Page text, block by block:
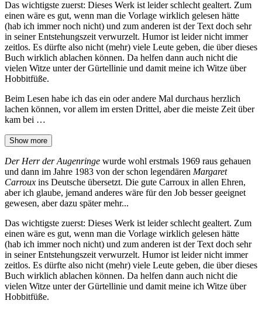
Das wichtigste zuerst: Dieses Werk ist leider schlecht gealtert. Zum
einen wäre es gut, wenn man die Vorlage wirklich gelesen hätte
(hab ich immer noch nicht) und zum anderen ist der Text doch sehr
in seiner Entstehungszeit verwurzelt. Humor ist leider nicht immer
zeitlos. Es dürfte also nicht (mehr) viele Leute geben, die über dieses
Buch wirklich ablachen können. Da helfen dann auch nicht die
vielen Witze unter der Gürtellinie und damit meine ich Witze über
Hobbitfüße.
Beim Lesen habe ich das ein oder andere Mal durchaus herzlich
lachen können, vor allem im ersten Drittel, aber die meiste Zeit über
kam bei …
Show more
Der Herr der Augenringe wurde wohl erstmals 1969 raus gehauen
und dann im Jahre 1983 von der schon legendären Margaret
Carroux ins Deutsche übersetzt. Die gute Carroux in allen Ehren,
aber ich glaube, jemand anderes wäre für den Job besser geeignet
gewesen, aber dazu später mehr...
Das wichtigste zuerst: Dieses Werk ist leider schlecht gealtert. Zum
einen wäre es gut, wenn man die Vorlage wirklich gelesen hätte
(hab ich immer noch nicht) und zum anderen ist der Text doch sehr
in seiner Entstehungszeit verwurzelt. Humor ist leider nicht immer
zeitlos. Es dürfte also nicht (mehr) viele Leute geben, die über dieses
Buch wirklich ablachen können. Da helfen dann auch nicht die
vielen Witze unter der Gürtellinie und damit meine ich Witze über
Hobbitfüße.